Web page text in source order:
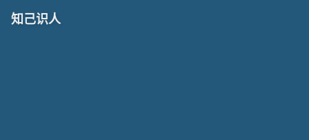
知己识人